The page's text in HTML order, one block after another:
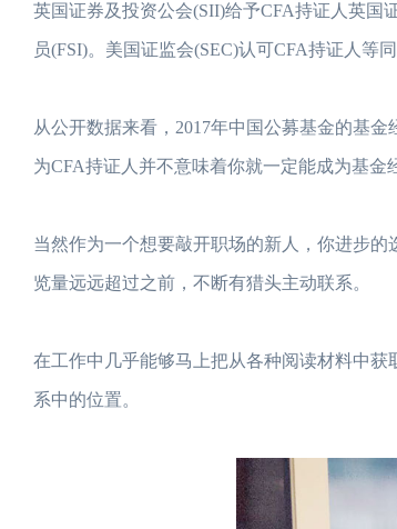
英国证券及投资公会(SII)给予CFA持证人英国
员(FSI)。美国证监会(SEC)认可CFA持证人等
从公开数据来看，2017年中国公募基金的基
为CFA持证人并不意味着你就一定能成为基金
当然作为一个想要敲开职场的新人，你进步
览量远远超过之前，不断有猎头主动联系。
在工作中几乎能够马上把从各种阅读材料中
系中的位置。